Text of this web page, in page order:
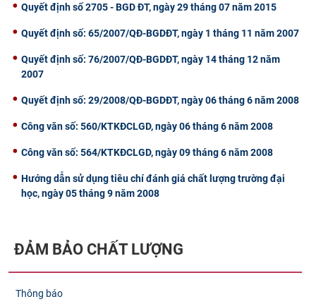
Quyết định số 2705 - BGD ĐT, ngày 29 tháng 07 năm 2015
Quyết định số: 65/2007/QĐ-BGDĐT, ngày 1 tháng 11 năm 2007
Quyết định số: 76/2007/QĐ-BGDĐT, ngày 14 tháng 12 năm
2007
Quyết định số: 29/2008/QĐ-BGDĐT, ngày 06 tháng 6 năm 2008
Công văn số: 560/KTKĐCLGD, ngày 06 tháng 6 năm 2008
Công văn số: 564/KTKĐCLGD, ngày 09 tháng 6 năm 2008
Hướng dẫn sử dụng tiêu chí đánh giá chất lượng trường đại
học, ngày 05 tháng 9 năm 2008
ĐẢM BẢO CHẤT LƯỢNG
Thông báo